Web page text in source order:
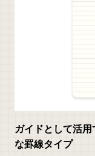
ガイドとして活
な罫線タイプ